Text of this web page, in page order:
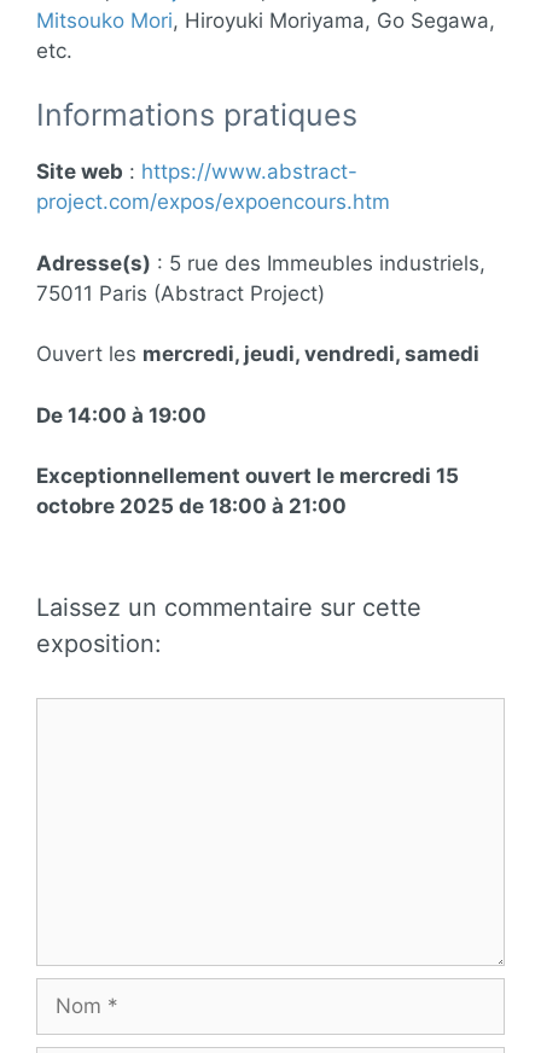
Mitsouko Mori, Hiroyuki Moriyama, Go Segawa,
etc.
Informations pratiques
Site web : https://www.abstract-
project.com/expos/expoencours.htm
Adresse(s) : 5 rue des Immeubles industriels,
75011 Paris (Abstract Project)
Ouvert les mercredi, jeudi, vendredi, samedi
De 14:00 à 19:00
Exceptionnellement ouvert le mercredi 15
octobre 2025 de 18:00 à 21:00
Laissez un commentaire sur cette
exposition: